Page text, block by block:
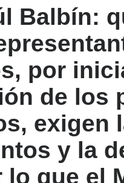
Balbín:
por
de los
exigen
y la
lo que el